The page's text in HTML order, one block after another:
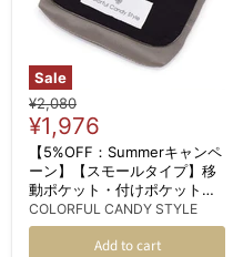
Sale
Original
price
¥2,080
Current
price
¥1,976
【5%OFF：Summerキャンペ
ーン】【スモールタイプ】移
動ポケット・付けポケット
（クリップタイプ） くすみ無
地 くすみブラック
COLORFUL CANDY STYLE
Add to cart